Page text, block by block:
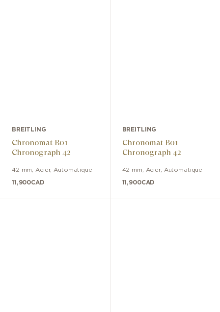
BREITLING
Chronomat B01
Chronograph 42
42 mm Acier, Automatique
11,900CAD
BREITLING
Chronomat B01
Chronograph 42
42 mm Acier, Automatique
11,900CAD